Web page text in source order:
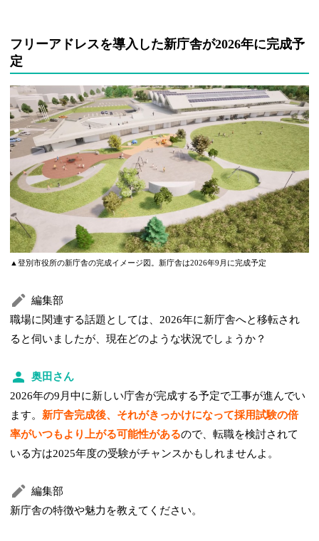
フリーアドレスを導入した新庁舎が2026年に完成予
定
▲登別市役所の新庁舎の完成イメージ図。新庁舎は2026年9月に完成予定
編集部
職場に関連する話題としては、2026年に新庁舎へと移転され
ると伺いましたが、現在どのような状況でしょうか？
奥田さん
2026年の9月中に新しい庁舎が完成する予定で工事が進んでい
ます。 新庁舎完成後、それがきっかけになって採用試験の倍
率がいつもより上がる可能性があるので、転職を検討されて
いる方は2025年度の受験がチャンスかもしれませんよ。
編集部
新庁舎の特徴や魅力を教えてください。